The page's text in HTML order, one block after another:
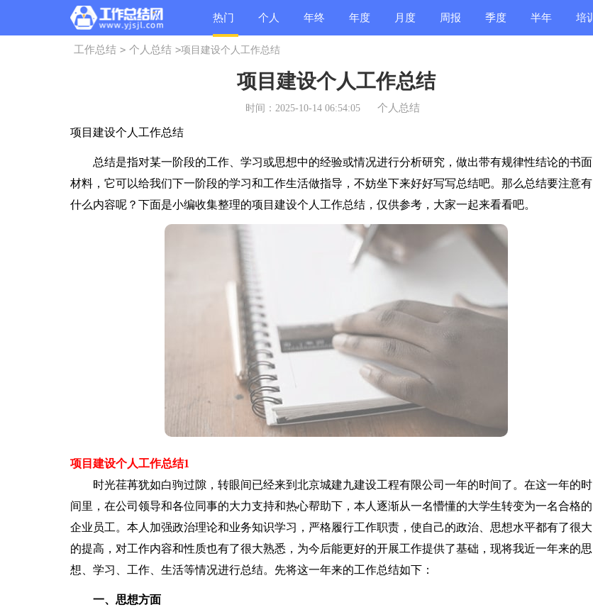
热门
总结
个人
总结
年终 年度 月度 周报 季度 半年 培训
工作总结 > 个人总结 >项目建设个人工作总结
项目建设个人工作总结
时间：2025-10-14 06:54:05 个人总结
项目建设个人工作总结
总结是指对某一阶段的工作、学习或思想中的经验或情况进行分析研究，做出带有规律性结论的书面
材料，它可以给我们下一阶段的学习和工作生活做指导，不妨坐下来好好写写总结吧。那么总结要注意有
什么内容呢？下面是小编收集整理的项目建设个人工作总结，仅供参考，大家一起来看看吧。
项目建设个人工作总结1
时光荏苒犹如白驹过隙，转眼间已经来到北京城建九建设工程有限公司一年的时间了。在这一年的时
间里，在公司领导和各位同事的大力支持和热心帮助下，本人逐渐从一名懵懂的大学生转变为一名合格的
企业员工。本人加强政治理论和业务知识学习，严格履行工作职责，使自己的政治、思想水平都有了很大
的提高，对工作内容和性质也有了很大熟悉，为今后能更好的开展工作提供了基础，现将我近一年来的思
想、学习、工作、生活等情况进行总结。先将这一年来的工作总结如下：
一、思想方面